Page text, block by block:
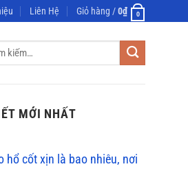
Liên Hệ Giỏ hàng /0₫ 0
MỚI NHẤT
hổ cốt xịn là bao nhiêu, nơi